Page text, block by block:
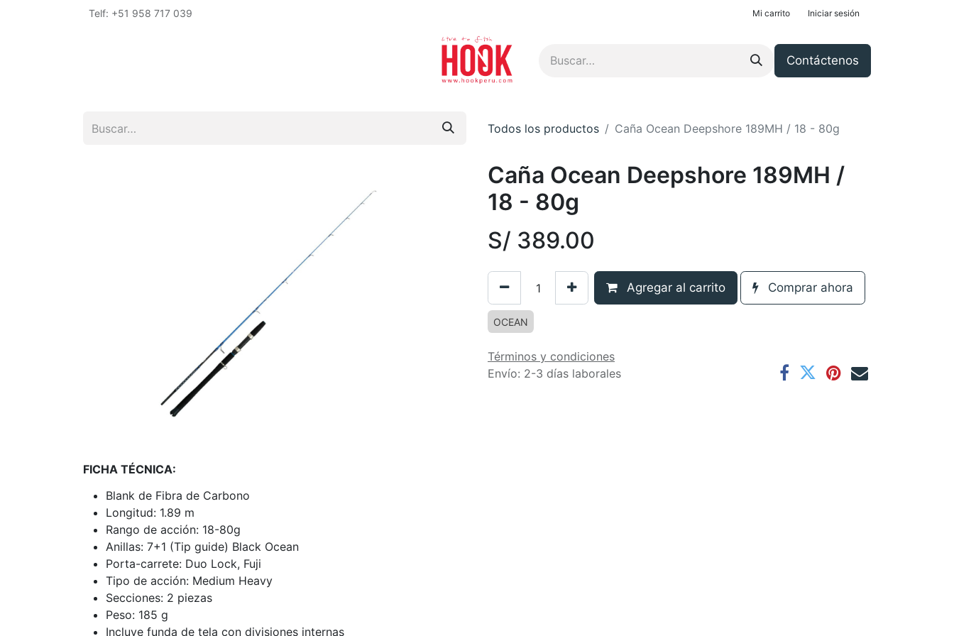
Telf: +51 958 717 039 Mi carrito Iniciar sesión
Contáctenos
Todos los productos Caña Ocean Deepshore 189MH / 18 - 80g
FICHA TÉCNICA:
Blank de Fibra de Carbono
Longitud: 1.89 m
Rango de acción: 18-80g
Anillas: 7+1 (Tip guide) Black Ocean
Porta-carrete: Duo Lock, Fuji
Tipo de acción: Medium Heavy
Secciones: 2 piezas
Peso: 185 g
Incluye funda de tela con divisiones internas
Caña Ocean Deepshore 189MH /
18 - 80g
S/ 389.00
Agregar al carrito Comprar ahora
OCEAN
Términos y condiciones
Envío: 2-3 días laborales